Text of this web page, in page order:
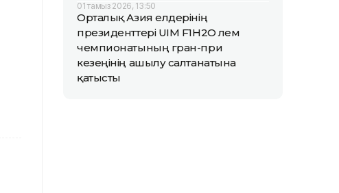
01 тамыз 2026, 13:50
Орталық Азия елдерінің
президенттері UIM F1H2O әлем
чемпионатының гран-при
кезеңінің ашылу салтанатына
қатысты